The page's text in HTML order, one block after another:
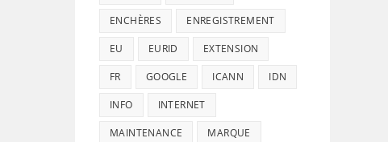
ENCHÈRES ENREGISTREMENT
EU EURID EXTENSION
FR GOOGLE ICANN IDN
INFO INTERNET
MAINTENANCE MARQUE